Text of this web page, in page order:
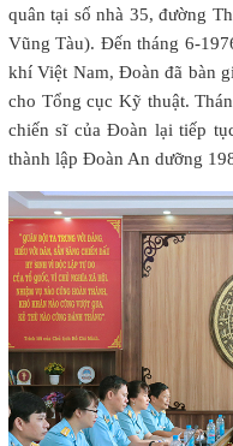
quân tại số nhà 35, đường
Vũng Tàu). Đến tháng 6-
khí Việt Nam, Đoàn đã bàn
cho Tổng cục Kỹ thuật.
chiến sĩ của Đoàn lại tiếp
thành lập Đoàn An dưỡng